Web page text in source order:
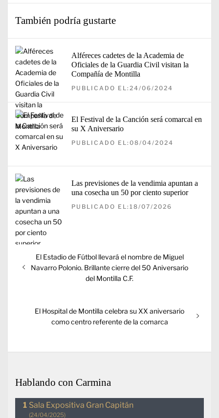
También podría gustarte
Alféreces cadetes de la Academia de
Oficiales de la Guardia Civil visitan la
Compañía de Montilla
PUBLICADO EL:24/06/2024
El Festival de la Canción será comarcal en
su X Aniversario
PUBLICADO EL:08/04/2024
Las previsiones de la vendimia apuntan a
una cosecha un 50 por ciento superior
PUBLICADO EL:18/07/2026
de
Entrada
anterior:
El Estadio de Fútbol llevará el nombre de Miguel
Navarro Polonio. Brillante cierre del 50 Aniversario
del Montilla C.F.
Entrada
siguiente:
El Hospital de Montilla celebra su XX aniversario
como centro referente de la comarca
Hablando con Carmina
Sala Expositiva Gran Capitán
(24/04/2025)